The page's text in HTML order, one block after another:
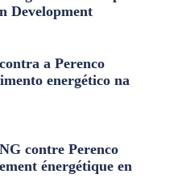
Development
a Perenco
energético na
contre Perenco
énergétique en